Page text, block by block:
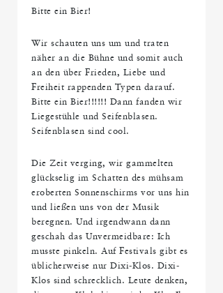
Bitte ein Bier!
Wir schauten uns um und traten
näher an die Bühne und somit auch
an den über Frieden, Liebe und
Freiheit rappenden Typen darauf.
Bitte ein Bier!!!!!! Dann fanden wir
Liegestühle und Seifenblasen.
Seifenblasen sind cool.
Die Zeit verging, wir gammelten
glückselig im Schatten des mühsam
eroberten Sonnenschirms vor uns hin
und ließen uns von der Musik
beregnen. Und irgendwann dann
geschah das Unvermeidbare: Ich
musste pinkeln. Auf Festivals gibt es
üblicherweise nur Dixi-Klos. Dixi-
Klos sind schrecklich. Leute denken,